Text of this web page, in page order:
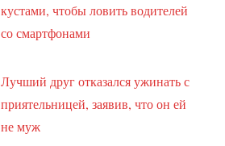
кустами, чтобы ловить водителей
со смартфонами
Лучший друг отказался ужинать с
приятельницей, заявив, что он ей
не муж